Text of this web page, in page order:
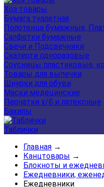
Хоз товары
Бумага туалетная
Полотенца бумажные,
Салфетки бумажные
Свечи и Подсвечники
Скатерти одноразовые
Соусницы пластиковые,
Товары для выпечки
Шнурки для обуви
Маски медецинские
Перчатки х/б и латексные
Бахилы
Таблички
Главная →
Канцтовары →
Блокноты и
Ежедневники,
Ежедневники